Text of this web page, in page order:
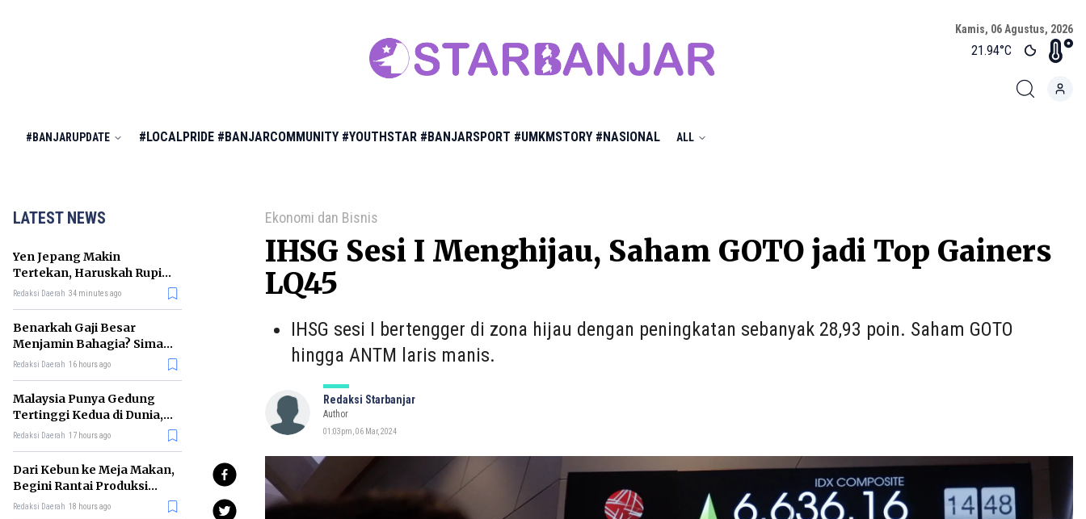
Kamis, 06 Agustus, 2026
21.94°C
#BANJARUPDATE #LOCALPRIDE #BANJARCOMMUNITY #YOUTHSTAR #BANJARSPORT #UMKMSTORY #NASIONAL ALL
LATEST NEWS
Yen Jepang Makin
Tertekan, Haruskah Rupiah
Ikut Khawatir?
Redaksi Daerah 34 minutes ago
Benarkah Gaji Besar
Menjamin Bahagia? Simak
Penjelasan Ilmu Ekonomi
Redaksi Daerah 16 hours ago
Malaysia Punya Gedung
Tertinggi Kedua di Dunia,
Ini Daftar Lengkap 2026
Redaksi Daerah 17 hours ago
Dari Kebun ke Meja Makan,
Begini Rantai Produksi
Sawit di Indonesia
Redaksi Daerah 18 hours ago
Ekonomi dan Bisnis
IHSG Sesi I Menghijau, Saham GOTO jadi Top Gainers
LQ45
IHSG sesi I bertengger di zona hijau dengan peningkatan sebanyak 28,93 poin. Saham GOTO
hingga ANTM laris manis.
Redaksi Starbanjar
Author
01:03pm, 06 Mar, 2024